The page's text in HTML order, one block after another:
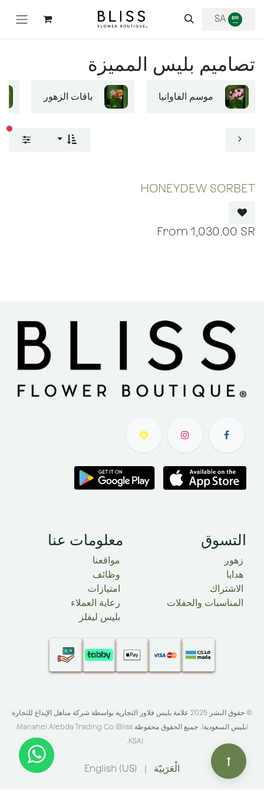
SA
تصاميم بليس المميزة
موسم الفاوانيا باقات الزهور
HONEYDEW SORBET
1,030.00 SR
التسوق​
زهور
هدايا
الاشتراك
المناسبات والحفلات
معلومات عنا
مواقعنا
وظائف
امتيازات
رعاية العملاء
بليس ليفلز
© حقوق النشر 2025 علامة بليس فلاور التجارية بواسطة شركة مناهل الإبداع للتجارة
(بليس السعودية). جميع الحقوق محفوظة​ Manahel Alebda Trading Co (Bliss
KSA)
.
الْعَرَبيّة English (US)